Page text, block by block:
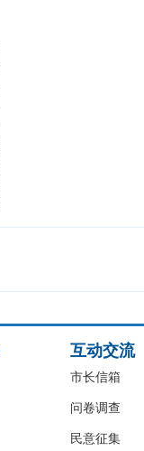
互动交流
市长信箱
问卷调查
民意征集